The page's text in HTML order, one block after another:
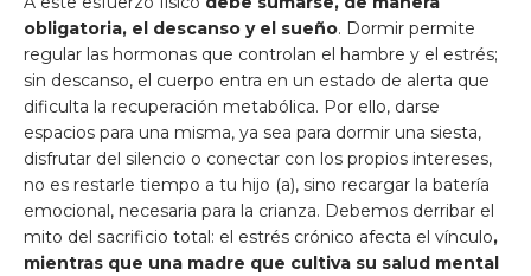
obligatoria, el descanso y el sueño. Dormir permite
regular las hormonas que controlan el hambre y el estrés;
sin descanso, el cuerpo entra en un estado de alerta que
dificulta la recuperación metabólica. Por ello, darse
espacios para una misma, ya sea para dormir una siesta,
disfrutar del silencio o conectar con los propios intereses,
no es restarle tiempo a tu hijo (a), sino recargar la batería
emocional, necesaria para la crianza. Debemos derribar el
mito del sacrificio total: el estrés crónico afecta el vínculo,
mientras que una madre que cultiva su salud mental